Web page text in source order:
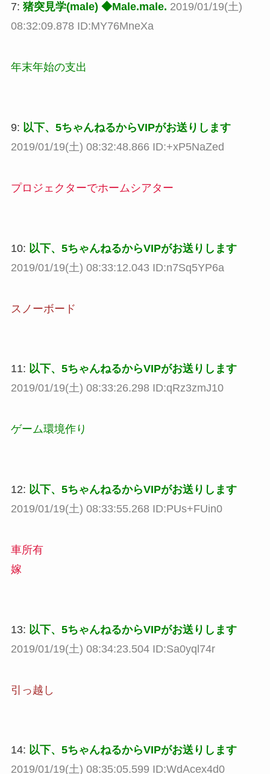
7: 猪突見学(male) ◆Male.male. 2019/01/19(土)
08:32:09.878 ID:MY76MneXa
年末年始の支出
9: 以下、5ちゃんねるからVIPがお送りします
2019/01/19(土) 08:32:48.866 ID:+xP5NaZed
プロジェクターでホームシアター
10: 以下、5ちゃんねるからVIPがお送りします
2019/01/19(土) 08:33:12.043 ID:n7Sq5YP6a
スノーボード
11: 以下、5ちゃんねるからVIPがお送りします
2019/01/19(土) 08:33:26.298 ID:qRz3zmJ10
ゲーム環境作り
12: 以下、5ちゃんねるからVIPがお送りします
2019/01/19(土) 08:33:55.268 ID:PUs+FUin0
車所有
嫁
13: 以下、5ちゃんねるからVIPがお送りします
2019/01/19(土) 08:34:23.504 ID:Sa0yql74r
引っ越し
14: 以下、5ちゃんねるからVIPがお送りします
2019/01/19(土) 08:35:05.599 ID:WdAcex4d0